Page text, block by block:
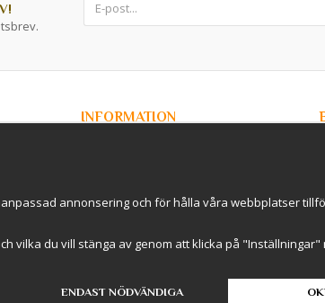
i
INFORMATION
International Shipping
annonsering och för hålla våra webbplatser
vilka du vill stänga av genom att klicka på "Inställningar"
ENDAST NÖDVÄNDIGA